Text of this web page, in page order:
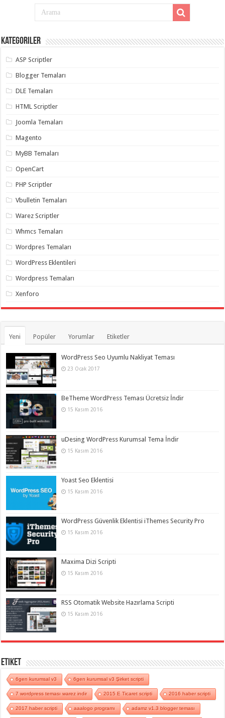
Kategoriler
ASP Scriptler
Blogger Temaları
DLE Temaları
HTML Scriptler
Joomla Temaları
Magento
MyBB Temaları
OpenCart
PHP Scriptler
Vbulletin Temaları
Warez Scriptler
Whmcs Temaları
Wordpres Temaları
WordPress Eklentileri
Wordpress Temaları
Xenforo
Yeni Popüler Yorumlar Etiketler
WordPress Seo Uyumlu Nakliyat Teması
23 Ocak 2017
BeTheme WordPress Teması Ücretsiz İndir
15 Kasım 2016
uDesing WordPress Kurumsal Tema İndir
15 Kasım 2016
Yoast Seo Eklentisi
15 Kasım 2016
WordPress Güvenlik Eklentisi iThemes Security Pro
15 Kasım 2016
Maxima Dizi Scripti
15 Kasım 2016
RSS Otomatik Website Hazırlama Scripti
15 Kasım 2016
Etiket
6gen kurumsal v3 6gen kurumsal v3 Şirket scripti
7 wordpress teması warez indir 2015 E Ticaret scripti 2016 haber scripti
2017 haber scripti aaalogo programı adamz v1.3 blogger teması